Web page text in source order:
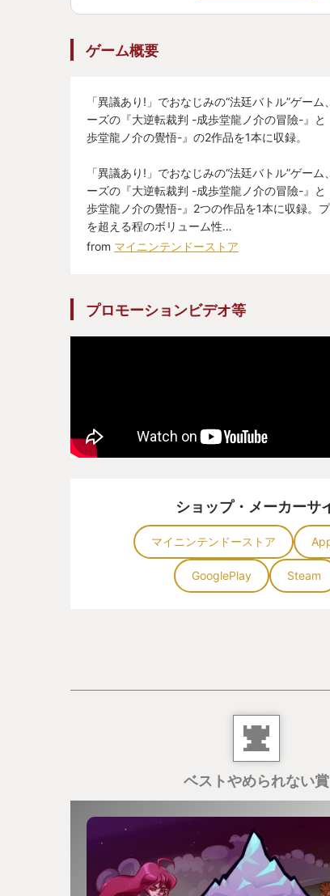
とにかく、若者の友情は良いものだと
「友よ・・」の言葉にうるっと来ました
・ホームズさんの切れ味が素敵
言わずとしれた名探偵シャーロック・
ます。
その素晴らしい推理力でばっさばっさ
ます。
ただし、切っちゃいけないものも結構
うのに気づくのもまた楽しい。
・寿沙都さんになら何回投げられても
・夏目漱石の四文字熟語（？）
「マメモミッ！（ビシィッ）」
「優柔不断ッ！（ビシィッ）」
「即刻絶縁ッ！（ビシィッ）」
... etc
夏目漱石がなぜこんなセリフ・・？と
ゲーム概要
「異議あり!」でおなじみの“法廷バトル”ゲー
ーズの『大逆転裁判 -成歩堂龍ノ介の冒險-』
歩堂龍ノ介の覺悟-』の2作品を1本に収録。
「異議あり!」でおなじみの“法廷バトル”ゲー
ーズの『大逆転裁判 -成歩堂龍ノ介の冒險-』
歩堂龍ノ介の覺悟-』2つの作品を1本に収録。
を超える程のボリューム性…
from マイニンテンドーストア
プロモーションビデオ等
ショップ・メーカーサ
マイニンテンドーストア
GooglePlay Steam
ベストやめられない賞